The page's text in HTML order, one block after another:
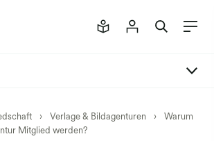
› Verlage & Bildagenturen ›
Warum
Mitglied werden?